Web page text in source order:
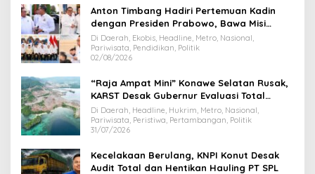
Anton Timbang Hadiri Pertemuan Kadin
dengan Presiden Prabowo, Bawa Misi
Majukan Ekonomi Sultra
Di Daerah, Ekobis, Headline, Metro, Nasional,
Pariwisata, Pendidikan, Politik
02/08/2026
“Raja Ampat Mini” Konawe Selatan Rusak,
KARST Desak Gubernur Evaluasi Total
Dispar Sultra
Di Daerah, Headline, Hukrim, Metro, Nasional,
Pariwisata, Peristiwa, Pertambangan, Politik
31/07/2026
Kecelakaan Berulang, KNPI Konut Desak
Audit Total dan Hentikan Hauling PT SPL